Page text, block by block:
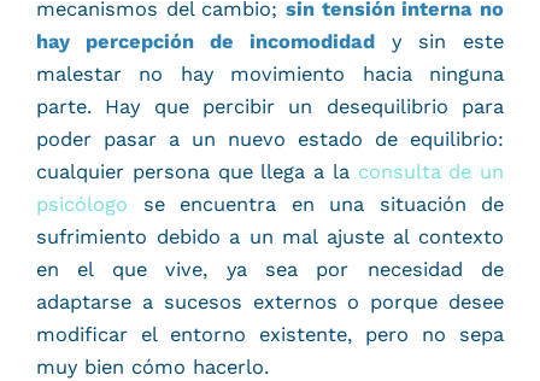
mecanismos del cambio; sin tensión interna no
hay percepción de incomodidad y sin este
malestar no hay movimiento hacia ninguna
parte. Hay que percibir un desequilibrio para
poder pasar a un nuevo estado de equilibrio:
cualquier persona que llega a la consulta de un
psicólogo se encuentra en una situación de
sufrimiento debido a un mal ajuste al contexto
en el que vive, ya sea por necesidad de
adaptarse a sucesos externos o porque desee
modificar el entorno existente, pero no sepa
muy bien cómo hacerlo.